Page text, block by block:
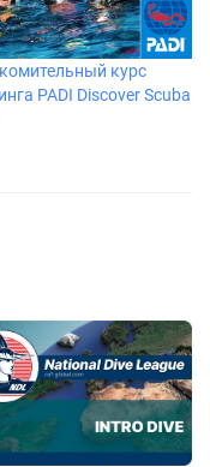
курс
PADI Discover Scuba